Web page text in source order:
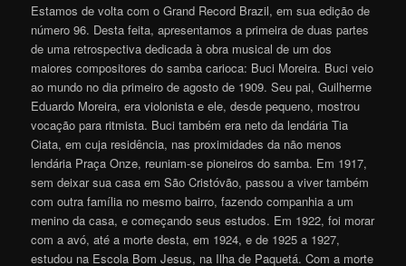
Estamos de volta com o Grand Record Brazil, em sua edição de
número 96. Desta feita, apresentamos a primeira de duas partes
de uma retrospectiva dedicada à obra musical de um dos
maiores compositores do samba carioca: Buci Moreira. Buci veio
ao mundo no dia primeiro de agosto de 1909. Seu pai, Guilherme
Eduardo Moreira, era violonista e ele, desde pequeno, mostrou
vocação para ritmista. Buci também era neto da lendária Tia
Ciata, em cuja residência, nas proximidades da não menos
lendária Praça Onze, reuniam-se pioneiros do samba. Em 1917,
sem deixar sua casa em São Cristóvão, passou a viver também
com outra família no mesmo bairro, fazendo companhia a um
menino da casa, e começando seus estudos. Em 1922, foi morar
com a avó, até a morte desta, em 1924, e de 1925 a 1927,
estudou na Escola Bom Jesus, na Ilha de Paquetá. Com a morte